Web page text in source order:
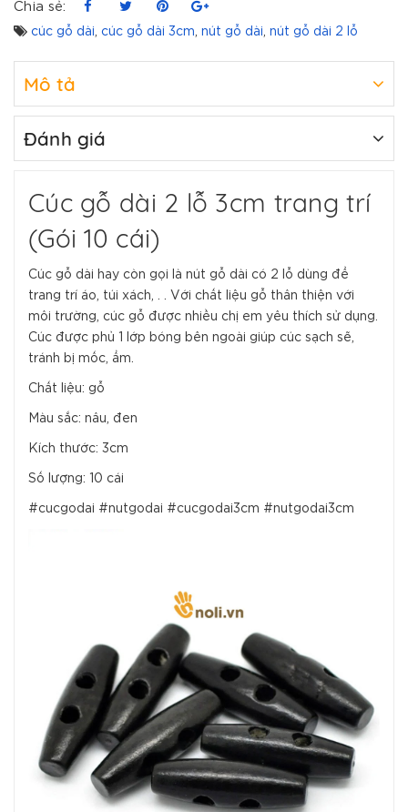
Chia sẻ:
cúc gỗ dài cúc gỗ dài 3cm nút gỗ dài nút gỗ dài 2 lỗ
Mô tả
Đánh giá
Cúc gỗ dài 2 lỗ 3cm trang trí
(Gói 10 cái)
Cúc gỗ dài hay còn gọi là nút gỗ dài có 2 lỗ dùng để
trang trí áo, túi xách, . . Với chất liệu gỗ thân thiện với
môi trường, cúc gỗ được nhiều chị em yêu thích sử dụng.
Cúc được phủ 1 lớp bóng bên ngoài giúp cúc sạch sẽ,
tránh bị mốc, ẩm.
Chất liệu: gỗ
Màu sắc: nâu, đen
Kích thước: 3cm
Số lượng: 10 cái
#cucgodai #nutgodai #cucgodai3cm #nutgodai3cm